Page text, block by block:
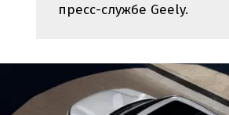
пресс-службе Geely.